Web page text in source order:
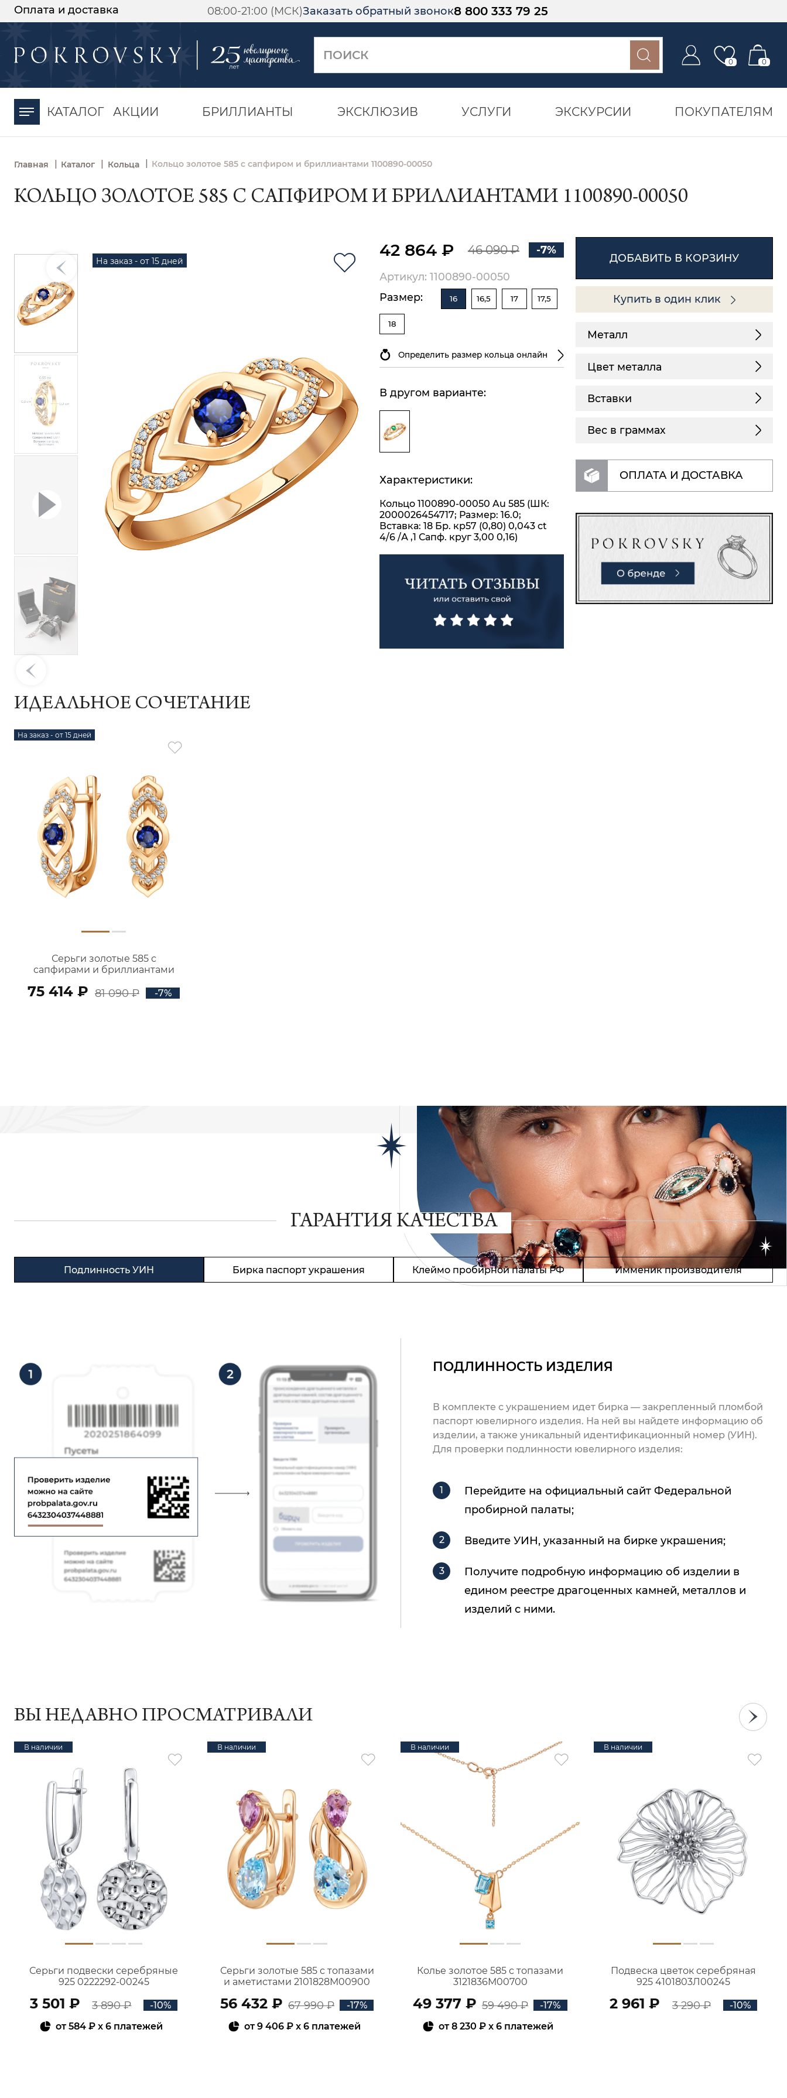
Оплата и доставка 08:00-21:00 (МСК)Заказать обратный звонок8 800 333 79 25
0 0
КАТАЛОГ АКЦИИ БРИЛЛИАНТЫ ЭКСКЛЮЗИВ УСЛУГИ ЭКСКУРСИИ ПОКУПАТЕЛЯМ
Главная | Каталог | Кольца Кольцо золотое 585 с сапфиром и бриллиантами 1100890-00050
КОЛЬЦО ЗОЛОТОЕ 585 С САПФИРОМ И БРИЛЛИАНТАМИ 1100890-00050
На заказ - от 15 дней
42 864 ₽ 46 090 ₽ -7%
Артикул: 1100890-00050
Размер:
16 16,5 17 17,5
18
Определить размер кольца онлайн
В другом варианте:
Характеристики:
Кольцо 1100890-00050 Au 585 (ШК:
2000026454717; Размер: 16.0;
Вставка: 18 Бр. кр57 (0,80) 0,043 ct
4/6 /А ,1 Сапф. круг 3,00 0,16)
ДОБАВИТЬ В КОРЗИНУ
Купить в один клик
Металл
Цвет металла
Вставки
Вес в граммах
ОПЛАТА И ДОСТАВКА
ИДЕАЛЬНОЕ СОЧЕТАНИЕ
На заказ - от 15 дней
Серьги золотые 585 с
сапфирами и бриллиантами
75 414 ₽ 81 090 ₽ -7%
ГАРАНТИЯ КАЧЕСТВА
Подлинность УИН Бирка паспорт украшения Клеймо пробирной палаты РФ Имменик производителя
ПОДЛИННОСТЬ ИЗДЕЛИЯ
В комплекте с украшением идет бирка — закрепленный пломбой
паспорт ювелирного изделия. На ней вы найдете информацию об
изделии, а также уникальный идентификационный номер (УИН).
Для проверки подлинности ювелирного изделия:
Перейдите на официальный сайт Федеральной
пробирной палаты;
Введите УИН, указанный на бирке украшения;
Получите подробную информацию об изделии в
едином реестре драгоценных камней, металлов и
изделий с ними.
ВЫ НЕДАВНО ПРОСМАТРИВАЛИ
В наличии
Серьги подвески серебряные
925 0222292-00245
3 501 ₽ 3 890 ₽
-10%
от584 ₽ x 6 платежей
В наличии
Серьги золотые 585 с топазами
и аметистами 2101828М00900
56 432 ₽ 67 990 ₽
-17%
от9 406 ₽ x 6 платежей
В наличии
Колье золотое 585 с топазами
3121836М00700
49 377 ₽ 59 490 ₽
-17%
от8 230 ₽x 6 платежей
В наличии
Подвеска цветок серебряная
925 4101803Л00245
2 961 ₽ 3 290 ₽ -10%
-30%
момента оплаты